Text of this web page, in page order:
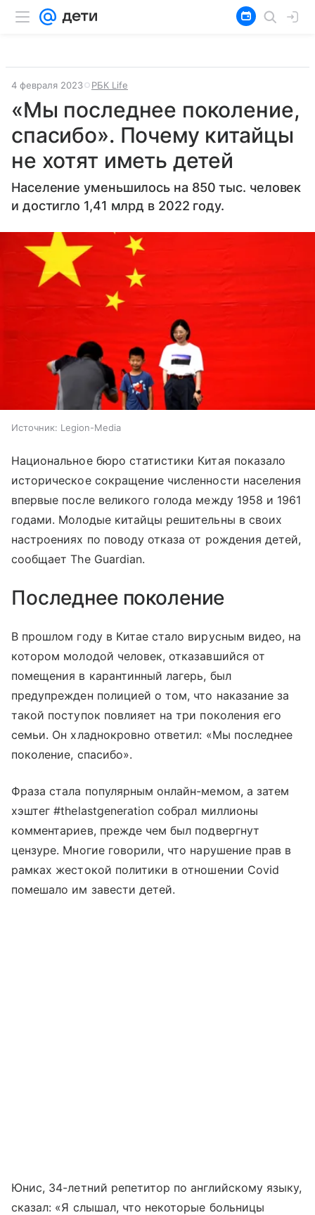
4 февраля 2023 РБК Life
«Мы последнее поколение,
спасибо». Почему китайцы
не хотят иметь детей
Население уменьшилось на 850 тыс. человек
и достигло 1,41 млрд в 2022 году.
Источник: Legion-Media
Национальное бюро статистики Китая показало
историческое сокращение численности населения
впервые после великого голода между 1958 и 1961
годами. Молодые китайцы решительны в своих
настроениях по поводу отказа от рождения детей,
сообщает The Guardian.
Последнее поколение
В прошлом году в Китае стало вирусным видео, на
котором молодой человек, отказавшийся от
помещения в карантинный лагерь, был
предупрежден полицией о том, что наказание за
такой поступок повлияет на три поколения его
семьи. Он хладнокровно ответил: «Мы последнее
поколение, спасибо».
Фраза стала популярным онлайн-мемом, а затем
хэштег #thelastgeneration собрал миллионы
комментариев, прежде чем был подвергнут
цензуре. Многие говорили, что нарушение прав в
рамках жестокой политики в отношении Covid
помешало им завести детей.
Юнис, 34-летний репетитор по английскому языку,
сказал: «Я слышал, что некоторые больницы